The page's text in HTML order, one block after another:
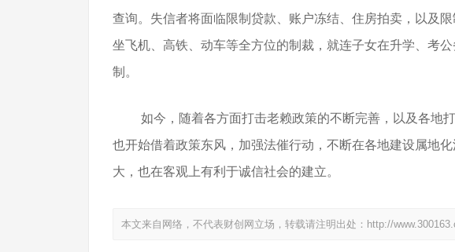
查询。失信者将面临限制贷款、账户冻结、住房拍卖，以及
坐飞机、高铁、动车等全方位的制裁，就连子女在升学、考
制。
如今，随着各方面打击老赖政策的不断完善，以及各地
也开始借着政策东风，加强法催行动，不断在各地建设属地
大，也在客观上有利于诚信社会的建立。
本文来自网络，不代表财创网立场，转载请注明出处： http://